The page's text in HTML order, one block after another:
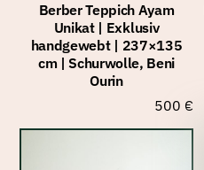
Berber Teppich Ayam
Unikat | Exklusiv
handgewebt | 237×135
cm | Schurwolle, Beni
Ourin
500 €